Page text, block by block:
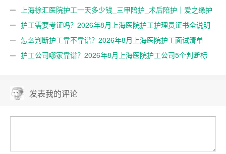
爱之缘护工
上海徐汇医院护工一天多少钱_三甲陪护_术后陪护｜爱之缘护
工 护工需要考证吗？2026年8月上海医院护工护理员证书全说明
怎么判断护工靠不靠谱？2026年8月上海医院护工面试清单
护工公司哪家靠谱？2026年8月上海医院护工公司5个判断标
发表我的评论